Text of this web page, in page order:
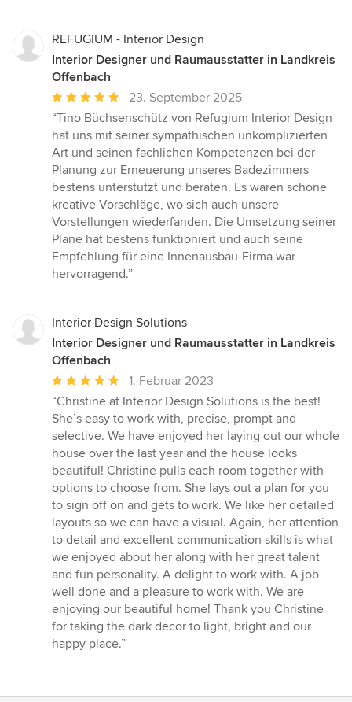
REFUGIUM - Interior Design
Interior Designer und Raumausstatter in Landkreis
Offenbach
Durchschnittliche
Bewertung:
5
von
5
Sternen
23. September 2025
“Tino Büchsenschütz von Refugium Interior Design
hat uns mit seiner sympathischen unkomplizierten
Art und seinen fachlichen Kompetenzen bei der
Planung zur Erneuerung unseres Badezimmers
bestens unterstützt und beraten. Es waren schöne
kreative Vorschläge, wo sich auch unsere
Vorstellungen wiederfanden. Die Umsetzung seiner
Pläne hat bestens funktioniert und auch seine
Empfehlung für eine Innenausbau-Firma war
hervorragend.”
Interior Design Solutions
Interior Designer und Raumausstatter in Landkreis
Offenbach
Durchschnittliche
Bewertung:
5
von
5
Sternen
1. Februar 2023
“Christine at Interior Design Solutions is the best!
She’s easy to work with, precise, prompt and
selective. We have enjoyed her laying out our whole
house over the last year and the house looks
beautiful! Christine pulls each room together with
options to choose from. She lays out a plan for you
to sign off on and gets to work. We like her detailed
layouts so we can have a visual. Again, her attention
to detail and excellent communication skills is what
we enjoyed about her along with her great talent
and fun personality. A delight to work with. A job
well done and a pleasure to work with. We are
enjoying our beautiful home! Thank you Christine
for taking the dark decor to light, bright and our
happy place.”